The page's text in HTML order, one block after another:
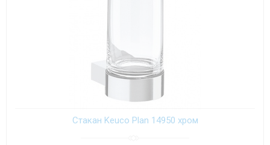
Стакан Keuco Plan 14950 хром